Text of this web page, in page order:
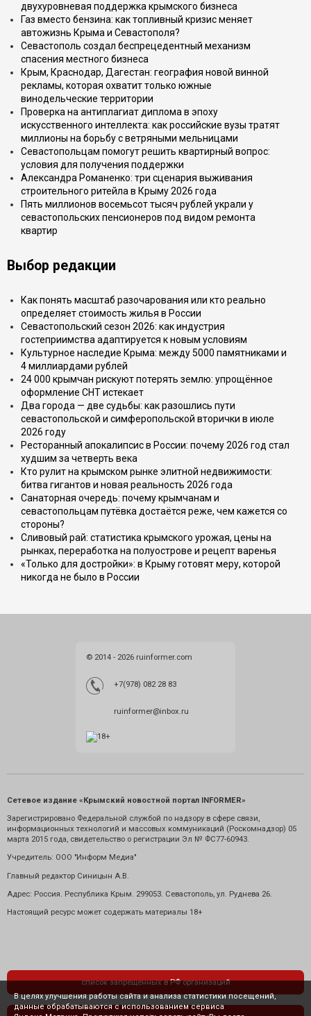
двухуровневая поддержка крымского бизнеса
Газ вместо бензина: как топливный кризис меняет
автожизнь Крыма и Севастополя?
Севастополь создал беспрецедентный механизм
спасения местного бизнеса
Крым, Краснодар, Дагестан: география новой винной
рекламы, которая охватит только южные
винодельческие территории
Проверка на антиплагиат диплома в эпоху
искусственного интеллекта: как российские вузы тратят
миллионы на борьбу с ветряными мельницами
Севастопольцам помогут решить квартирный вопрос:
условия для получения поддержки
Александра Романенко: три сценария выживания
строительного ритейла в Крыму 2026 года
Пять миллионов восемьсот тысяч рублей украли у
севастопольских пенсионеров под видом ремонта
квартир
Выбор редакции
Как понять масштаб разочарования или кто реально
определяет стоимость жилья в России
Севастопольский сезон 2026: как индустрия
гостеприимства адаптируется к новым условиям
Культурное наследие Крыма: между 5000 памятниками и
4 миллиардами рублей
24 000 крымчан рискуют потерять землю: упрощённое
оформление СНТ истекает
Два города — две судьбы: как разошлись пути
севастопольской и симферопольской вторички в июле
2026 году
Ресторанный апокалипсис в России: почему 2026 год стал
худшим за четверть века
Кто рулит на крымском рынке элитной недвижимости:
битва гигантов и новая реальность 2026 года
Санаторная очередь: почему крымчанам и
севастопольцам путёвка достаётся реже, чем кажется со
стороны?
Сливовый рай: статистика крымского урожая, цены на
рынках, переработка на полуострове и рецепт варенья
«Только для достройки»: в Крыму готовят меру, которой
никогда не было в России
© 2014 - 2026 ruinformer.com
+7(978) 082 28 83
ruinformer@inbox.ru
Сетевое издание «Крымский новостной портал INFORMER»
Зарегистрировано Федеральной службой по надзору в сфере связи,
информационных технологий и массовых коммуникаций (Роскомнадзор) 05
марта 2015 года, свидетельство о регистрации Эл № ФС77-60943.
Учредитель: ООО "Информ Медиа"
Главный редактор Синицын А.В.
Адрес: Россия. Республика Крым. 299053. Севастополь, ул. Руднева 26.
Настоящий ресурс может содержать материалы 18+
список запрещенных в РФ организаций
В целях улучшения работы сайта и анализа статистики посещений,
данные обрабатываются с использованием сервиса